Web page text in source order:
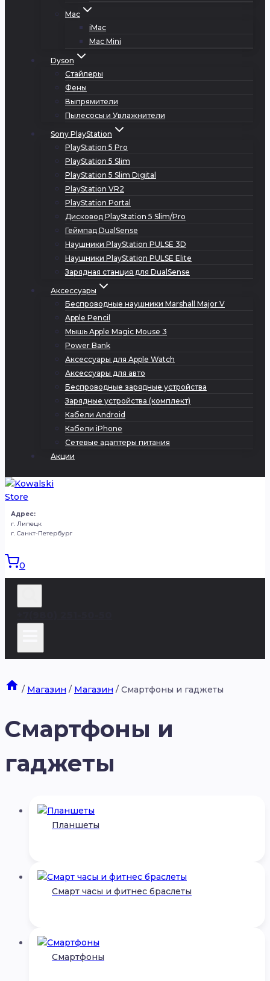
Mac
iMac
Mac Mini
Dyson
Стайлеры
Фены
Выпрямители
Пылесосы и Увлажнители
Sony PlayStation
PlayStation 5 Pro
PlayStation 5 Slim
PlayStation 5 Slim Digital
PlayStation VR2
PlayStation Portal
Дисковод PlayStation 5 Slim/Pro
Геймпад DualSense
Наушники PlayStation PULSE 3D
Наушники PlayStation PULSE Elite
Зарядная станция для DualSense
Аксессуары
Беспроводные наушники Marshall Major V
Apple Pencil
Мышь Apple Magic Mouse 3
Power Bank
Аксессуары для Apple Watch
Аксессуары для авто
Беспроводные зарядные устройства
Зарядные устройства (комплект)
Кабели Android
Кабели iPhone
Сетевые адаптеры питания
Акции
Адрес:
г. Липецк
г. Санкт-Петербург
0
/ Магазин / Магазин / Смартфоны и гаджеты
Смартфоны и
гаджеты
Планшеты
Смарт часы и фитнес браслеты
Смартфоны